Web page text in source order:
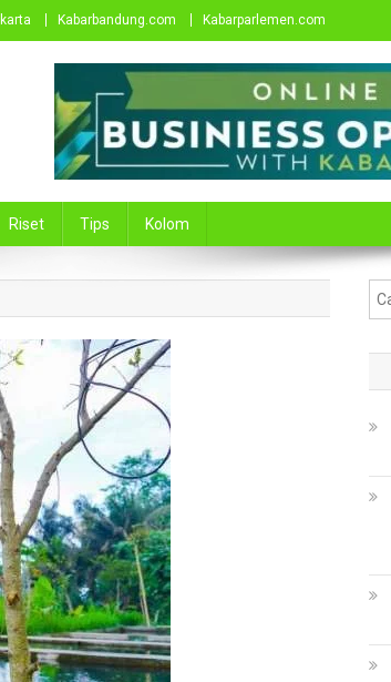
Kabarbandung.com Kabarparlemen.com
Riset Tips Kolom